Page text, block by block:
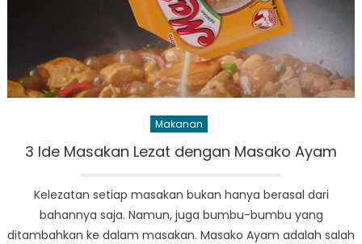
Makanan
3 Ide Masakan Lezat dengan Masako Ayam
Kelezatan setiap masakan bukan hanya berasal dari
bahannya saja. Namun, juga bumbu-bumbu yang
ditambahkan ke dalam masakan. Masako Ayam adalah salah